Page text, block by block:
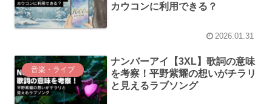
カウコンに利用できる？
2026.01.31
音楽・ライブ
ナンバーアイ【3XL】歌詞の意味
を考察！平野紫耀の想いがチラリ
と見えるラブソング